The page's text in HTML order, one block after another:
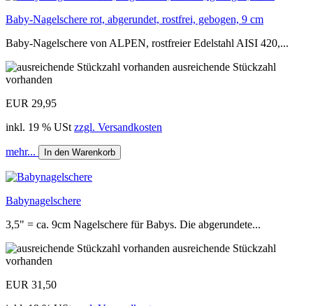
Baby-Nagelschere rot, abgerundet, rostfrei, gebogen, 9 cm
Baby-Nagelschere von ALPEN, rostfreier Edelstahl AISI 420,...
ausreichende Stückzahl
vorhanden
EUR 29,95
inkl. 19 % USt zzgl. Versandkosten
mehr... In den Warenkorb
Babynagelschere
3,5" = ca. 9cm Nagelschere für Babys. Die abgerundete...
ausreichende Stückzahl
vorhanden
EUR 31,50